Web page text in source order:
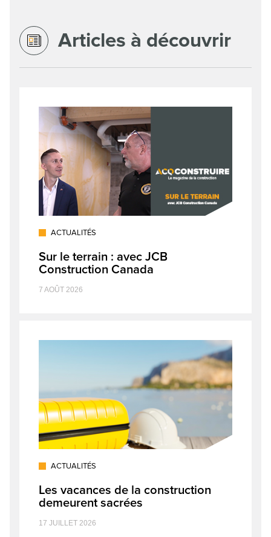
Articles à découvrir
ACTUALITÉS
Sur le terrain : avec JCB
Construction Canada
7 AOÛT 2026
ACTUALITÉS
Les vacances de la construction
demeurent sacrées
17 JUILLET 2026